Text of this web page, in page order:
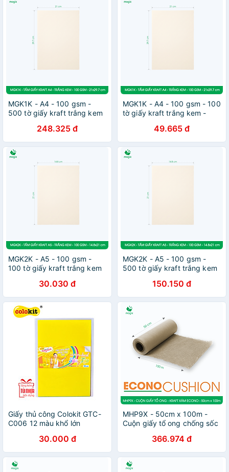
MGK1K - A4 - 100 gsm -
500 tờ giấy kraft trắng kem
ruột sổ, vẽ phác thảo
248.325 đ
MGK1K - A4 - 100 gsm - 100
tờ giấy kraft trắng kem -
sổ, vẽ phác thảo
49.665 đ
MGK2K - A5 - 100 gsm -
100 tờ giấy kraft trắng kem
ruột sổ, vẽ phác thảo
30.030 đ
MGK2K - A5 - 100 gsm -
500 tờ giấy kraft trắng kem
ruột sổ, vẽ phác thảo
150.150 đ
Giấy thủ công Colokit GTC-
C006 12 màu khổ lớn
30.000 đ
MHP9X - 50cm x 100m -
Cuộn giấy tổ ong chống sốc
366.974 đ